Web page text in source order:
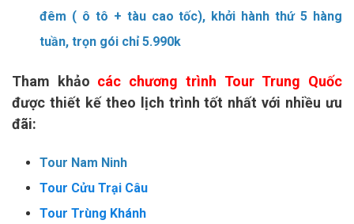
đêm ( ô tô + tàu cao tốc), khởi hành thứ 5 hàng
tuần, trọn gói chỉ 5.990k
Tham khảo các chương trình Tour Trung Quốc
được thiết kế theo lịch trình tốt nhất với nhiều ưu
đãi:
Tour Nam Ninh
Tour Cửu Trại Câu
Tour Trùng Khánh